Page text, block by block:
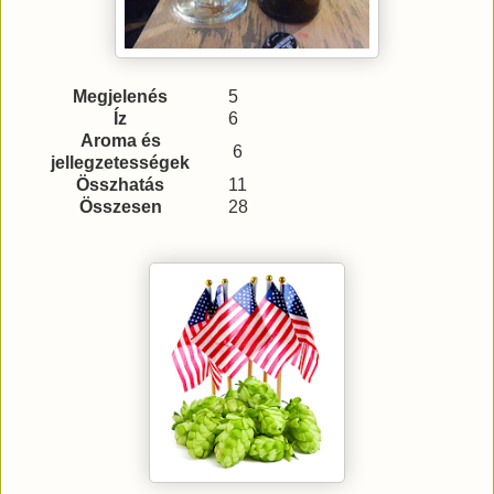
Megjelenés
5
Íz
6
Aroma és
jellegzetességek
6
Összhatás
11
Összesen
28